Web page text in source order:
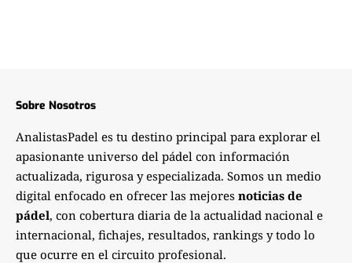
Sobre Nosotros
AnalistasPadel es tu destino principal para explorar el
apasionante universo del pádel con información
actualizada, rigurosa y especializada. Somos un medio
digital enfocado en ofrecer las mejores noticias de
pádel, con cobertura diaria de la actualidad nacional e
internacional, fichajes, resultados, rankings y todo lo
que ocurre en el circuito profesional.